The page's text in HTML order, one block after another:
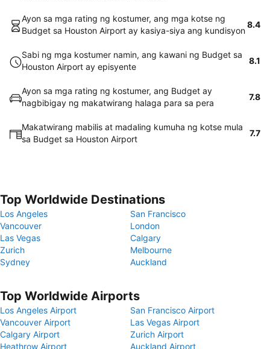
Ayon sa mga rating ng kostumer, ang mga kotse ng
Budget sa Houston Airport ay kasiya-siya ang kundisyon
8.4
Sabi ng mga kostumer namin, ang kawani ng Budget sa
Houston Airport ay episyente
8.1
Ayon sa mga rating ng kostumer, ang Budget ay
nagbibigay ng makatwirang halaga para sa pera
7.8
Makatwirang mabilis at madaling kumuha ng kotse mula
sa Budget sa Houston Airport
7.7
Top Worldwide Destinations
Los Angeles
San Francisco
Vancouver
London
Las Vegas
Calgary
Zurich
Melbourne
Sydney
Auckland
Top Worldwide Airports
Los Angeles Airport
San Francisco Airport
Vancouver Airport
Las Vegas Airport
Calgary Airport
Zurich Airport
Heathrow Airport
Auckland Airport